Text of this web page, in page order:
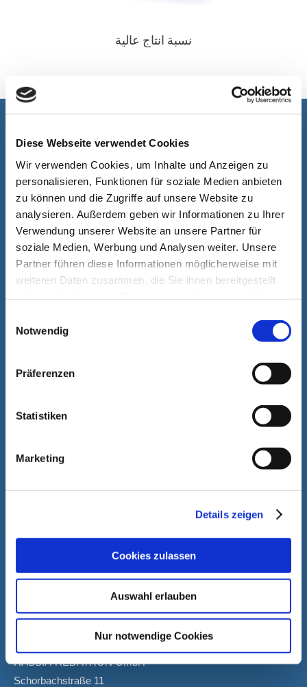
Diese Webseite verwendet Cookies
Wir verwenden Cookies, um Inhalte und Anzeigen zu
personalisieren, Funktionen für soziale Medien anbieten
zu können und die Zugriffe auf unsere Website zu
analysieren. Außerdem geben wir Informationen zu Ihrer
Verwendung unserer Website an unsere Partner für
soziale Medien, Werbung und Analysen weiter. Unsere
Partner führen diese Informationen möglicherweise mit
weiteren Daten zusammen, die Sie ihnen bereitgestellt
Notwendig
Präferenzen
Statistiken
Marketing
Details zeigen
Cookies zulassen
Auswahl erlauben
Nur notwendige Cookies
نسبة انتاج عالية
HASSIA-REDATRON GmbH
Schorbachstraße 11